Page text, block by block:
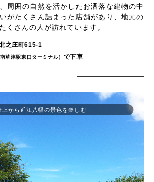
周囲の自然を活かしたお洒落な建物の中
がたくさん詰まった店舗があり、地元の
くさんの人が訪れています。
之庄町615-1
南草津駅東口ターミナル） で下車
上から近江八幡の景色を楽しむ